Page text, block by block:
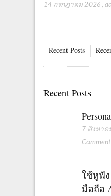
14 กรกฎาคม 2026 ,
Recent Posts
Recent Posts
7 สิงหาค
Comment
ใช้หูฟัง
มือถือ